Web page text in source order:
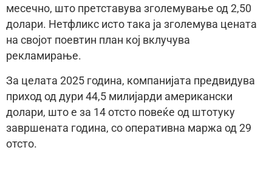
месечно, што претставува зголемување од 2,50
долари. Нетфликс исто така ја зголемува цената
на својот поевтин план кој вклучува
рекламирање.
За целата 2025 година, компанијата предвидува
приход од дури 44,5 милијарди американски
долари, што е за 14 отсто повеќе од штотуку
завршената година, со оперативна маржа од 29
отсто.